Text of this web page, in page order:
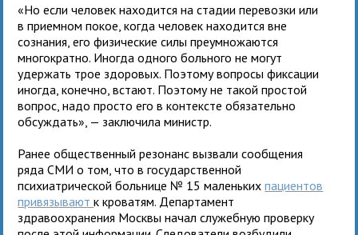
«Но если человек находится на стадии перевозки или
в приемном покое, когда человек находится вне
сознания, его физические силы преумножаются
многократно. Иногда одного больного не могут
удержать трое здоровых. Поэтому вопросы фиксации
иногда, конечно, встают. Поэтому не такой простой
вопрос, надо просто его в контексте обязательно
обсуждать», — заключила министр.
Ранее общественный резонанс вызвали сообщения
ряда СМИ о том, что в государственной
психиатрической больнице № 15 маленькихпациентов
привязываютк кроватям. Департамент
здравоохранения Москвы начал служебную проверку